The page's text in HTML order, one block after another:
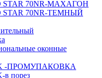
STAR 70NR-МАХАГОН
STAR 70NR-ТЕМНЫЙ
оконные
-ПРОМУПАКОВКА
в порез